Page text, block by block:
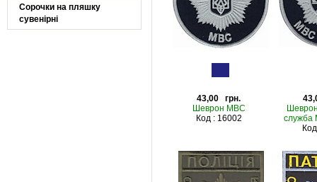
Сорочки на пляшку
сувенірні
43,00 грн.
Шеврон МВС
Код : 16002
служба